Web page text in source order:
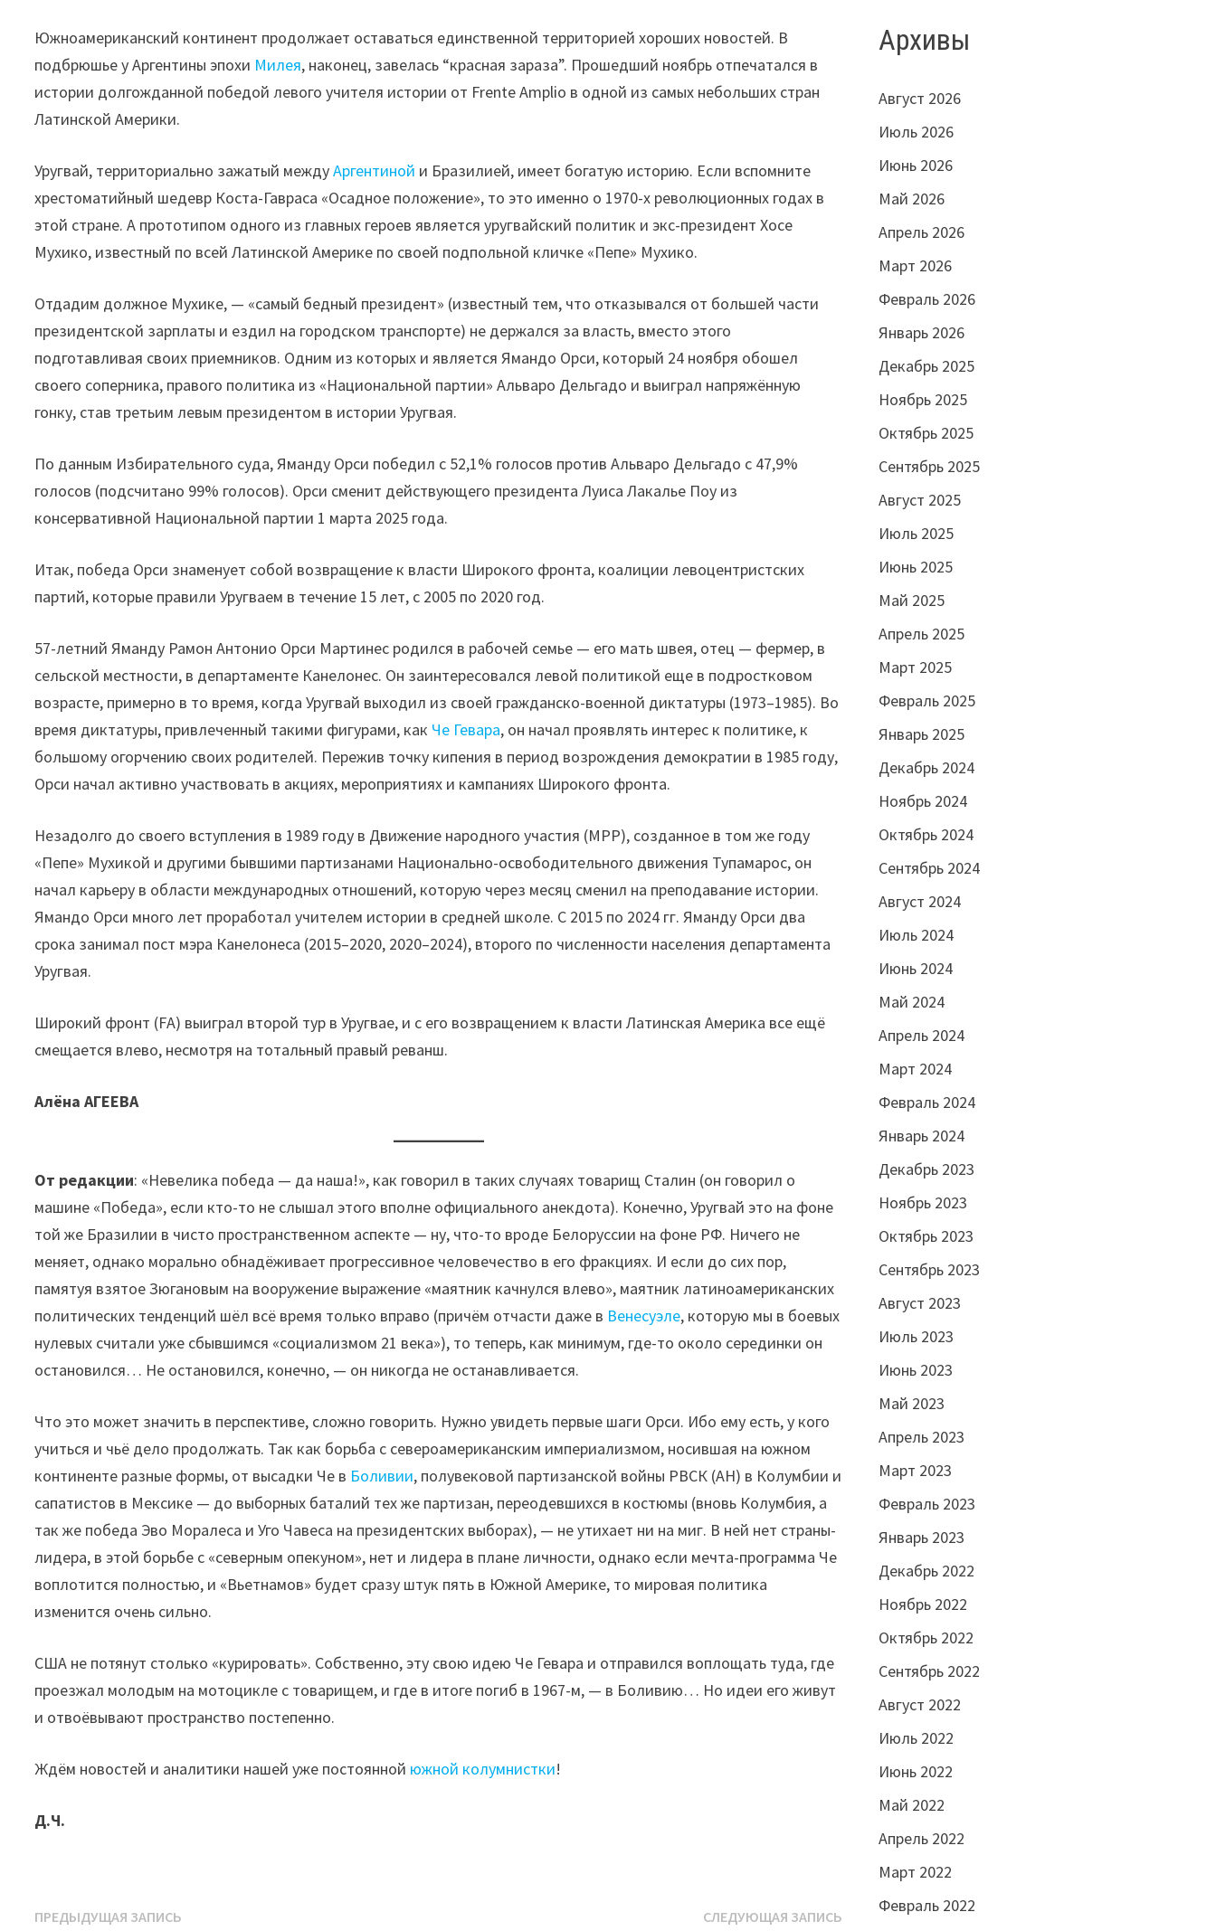
Южноамериканский континент продолжает оставаться единственной территорией хороших новостей. В
подбрюшье у Аргентины эпохи Милея, наконец, завелась “красная зараза”. Прошедший ноябрь отпечатался в
истории долгожданной победой левого учителя истории от Frente Amplio в одной из самых небольших стран
Латинской Америки.
Уругвай, территориально зажатый междуАргентиной и Бразилией, имеет богатую историю. Если вспомните
хрестоматийный шедевр Коста-Гавраса «Осадное положение», то это именно о 1970-х революционных годах в
этой стране. А прототипом одного из главных героев является уругвайский политик и экс-президент Хосе
Мухико, известный по всей Латинской Америке по своей подпольной кличке «Пепе» Мухико.
Отдадим должное Мухике, — «самый бедный президент» (известный тем, что отказывался от большей части
президентской зарплаты и ездил на городском транспорте) не держался за власть, вместо этого
подготавливая своих приемников. Одним из которых и является Ямандо Орси, который 24 ноября обошел
своего соперника, правого политика из «Национальной партии» Альваро Дельгадо и выиграл напряжённую
гонку, став третьим левым президентом в истории Уругвая.
По данным Избирательного суда, Яманду Орси победил с 52,1% голосов против Альваро Дельгадо с 47,9%
голосов (подсчитано 99% голосов). Орси сменит действующего президента Луиса Лакалье Поу из
консервативной Национальной партии 1 марта 2025 года.
Итак, победа Орси знаменует собой возвращение к власти Широкого фронта, коалиции левоцентристских
партий, которые правили Уругваем в течение 15 лет, с 2005 по 2020 год.
57-летний Яманду Рамон Антонио Орси Мартинес родился в рабочей семье — его мать швея, отец — фермер, в
сельской местности, в департаменте Канелонес. Он заинтересовался левой политикой еще в подростковом
возрасте, примерно в то время, когда Уругвай выходил из своей гражданско-военной диктатуры (1973–1985). Во
время диктатуры, привлеченный такими фигурами, как Че Гевара, он начал проявлять интерес к политике, к
большому огорчению своих родителей. Пережив точку кипения в период возрождения демократии в 1985 году,
Орси начал активно участвовать в акциях, мероприятиях и кампаниях Широкого фронта.
Незадолго до своего вступления в 1989 году в Движение народного участия (MPP), созданное в том же году
«Пепе» Мухикой и другими бывшими партизанами Национально-освободительного движения Тупамарос, он
начал карьеру в области международных отношений, которую через месяц сменил на преподавание истории.
Ямандо Орси много лет проработал учителем истории в средней школе. С 2015 по 2024 гг. Яманду Орси два
срока занимал пост мэра Канелонеса (2015–2020, 2020–2024), второго по численности населения департамента
Уругвая.
Широкий фронт (FА) выиграл второй тур в Уругвае, и с его возвращением к власти Латинская Америка все ещё
смещается влево, несмотря на тотальный правый реванш.
Алёна АГЕЕВА
От редакции: «Невелика победа — да наша!», как говорил в таких случаях товарищ Сталин (он говорил о
машине «Победа», если кто-то не слышал этого вполне официального анекдота). Конечно, Уругвай это на фоне
той же Бразилии в чисто пространственном аспекте — ну, что-то вроде Белоруссии на фоне РФ. Ничего не
меняет, однако морально обнадёживает прогрессивное человечество в его фракциях. И если до сих пор,
памятуя взятое Зюгановым на вооружение выражение «маятник качнулся влево», маятник латиноамериканских
политических тенденций шёл всё время только вправо (причём отчасти даже в Венесуэле, которую мы в боевых
нулевых считали уже сбывшимся «социализмом 21 века»), то теперь, как минимум, где-то около серединки он
остановился… Не остановился, конечно, — он никогда не останавливается.
Что это может значить в перспективе, сложно говорить. Нужно увидеть первые шаги Орси. Ибо ему есть, у кого
учиться и чьё дело продолжать. Так как борьба с североамериканским империализмом, носившая на южном
континенте разные формы, от высадки Че в Боливии, полувековой партизанской войны РВСК (АН) в Колумбии и
сапатистов в Мексике — до выборных баталий тех же партизан, переодевшихся в костюмы (вновь Колумбия, а
так же победа Эво Моралеса и Уго Чавеса на президентских выборах), — не утихает ни на миг. В ней нет страны-
лидера, в этой борьбе с «северным опекуном», нет и лидера в плане личности, однако если мечта-программа Че
воплотится полностью, и «Вьетнамов» будет сразу штук пять в Южной Америке, то мировая политика
изменится очень сильно.
США не потянут столько «курировать». Собственно, эту свою идею Че Гевара и отправился воплощать туда, где
проезжал молодым на мотоцикле с товарищем, и где в итоге погиб в 1967-м, — в Боливию… Но идеи его живут
и отвоёвывают пространство постепенно.
Ждём новостей и аналитики нашей уже постоянной южной колумнистки!
Д.Ч.
Навигация
ПРЕДЫДУЩАЯ ЗАПИСЬ СЛЕДУЮЩАЯ ЗАПИСЬСледующая
Архивы
Август 2026
Июль 2026
Июнь 2026
Май 2026
Апрель 2026
Март 2026
Февраль 2026
Январь 2026
Декабрь 2025
Ноябрь 2025
Октябрь 2025
Сентябрь 2025
Август 2025
Июль 2025
Июнь 2025
Май 2025
Апрель 2025
Март 2025
Февраль 2025
Январь 2025
Декабрь 2024
Ноябрь 2024
Октябрь 2024
Сентябрь 2024
Август 2024
Июль 2024
Июнь 2024
Май 2024
Апрель 2024
Март 2024
Февраль 2024
Январь 2024
Декабрь 2023
Ноябрь 2023
Октябрь 2023
Сентябрь 2023
Август 2023
Июль 2023
Июнь 2023
Май 2023
Апрель 2023
Март 2023
Февраль 2023
Январь 2023
Декабрь 2022
Ноябрь 2022
Октябрь 2022
Сентябрь 2022
Август 2022
Июль 2022
Июнь 2022
Май 2022
Апрель 2022
Март 2022
Февраль 2022